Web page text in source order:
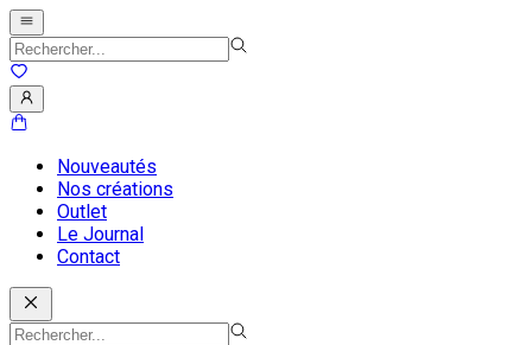
Nouveautés
Nos créations
Outlet
Le Journal
Contact